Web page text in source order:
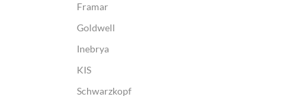
Framar
Goldwell
Inebrya
KIS
Schwarzkopf